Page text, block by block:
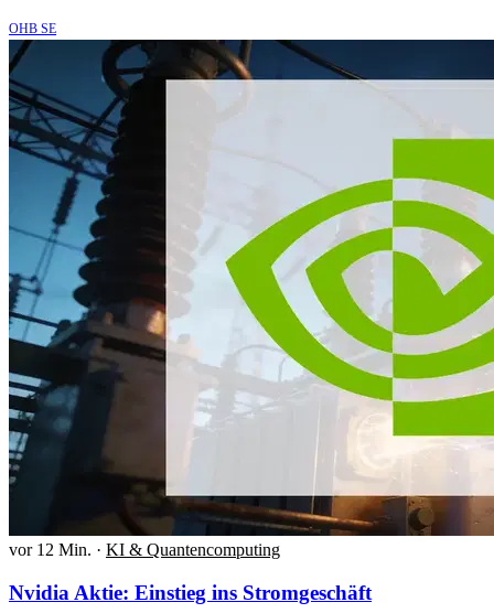
OHB SE
vor 12 Min. · KI & Quantencomputing
Nvidia Aktie: Einstieg ins Stromgeschäft